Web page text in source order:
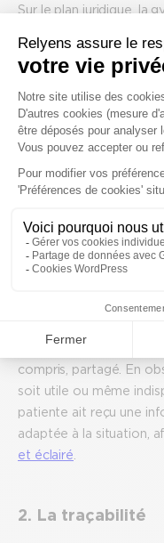
Sur le plan juridique, la
reste.
et le goût d’aller en
Ce que ce
risque médico-
Il met en lumière trois
consentement
compris, partagé. En
soit utile ou même
patiente ait reçu une
adaptée à la situation,
et éclairé
2. La traçabilité